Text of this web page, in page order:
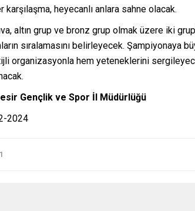
karşılaşma, heyecanlı anlara sahne olacak.
altın grup ve bronz grup olmak üzere iki
sıralamasını belirleyecek. Şampiyonaya
organizasyonla hem yeteneklerini
Gençlik ve Spor İl Müdürlüğü
2024